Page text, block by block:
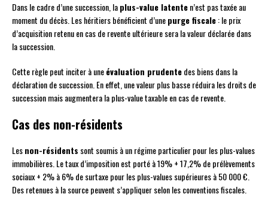
Dans le cadre d’une succession, laplus-value latenten’est pas taxée au
moment du décès. Les héritiers bénéficient d’unepurge fiscale: le prix
d’acquisition retenu en cas de revente ultérieure sera la valeur déclarée dans
la succession.
Cette règle peut inciter à uneévaluation prudentedes biens dans la
déclaration de succession. En effet, une valeur plus basse réduira les droits de
succession mais augmentera la plus-value taxable en cas de revente.
Cas des non-résidents
Lesnon-résidents sont soumis à un régime particulier pour les plus-values
immobilières. Le taux d’imposition est porté à 19% + 17,2% de prélèvements
sociaux + 2% à 6% de surtaxe pour les plus-values supérieures à 50 000 €.
Des retenues à la source peuvent s’appliquer selon les conventions fiscales.